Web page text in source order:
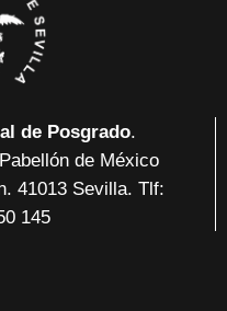
de Posgrado.
de México
41013 Sevilla. Tlf:
145